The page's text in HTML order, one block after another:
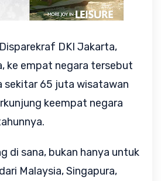
DKI Jakarta,
ke empat negara tersebut
sekitar 65 juta wisatawan
keempat negara
di sana, bukan hanya untuk
Malaysia, Singapura,